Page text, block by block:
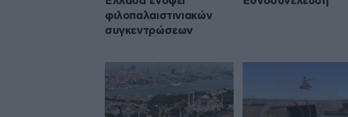
φιλοπαλαιστινιακών
συγκεντρώσεων